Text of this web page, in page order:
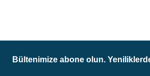
Bültenimize abone olun.